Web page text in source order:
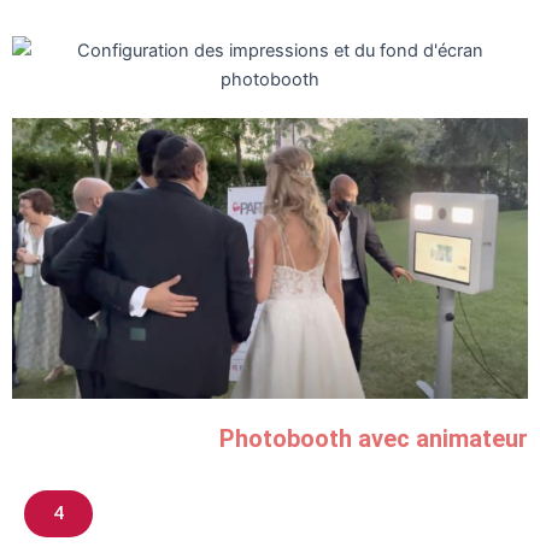
Photobooth avec animateur
4